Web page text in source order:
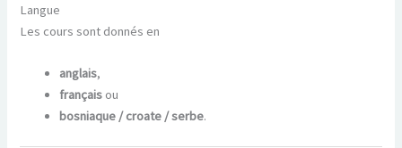
Langue
Les cours sont donnés en
anglais,
français ou
bosniaque / croate / serbe.